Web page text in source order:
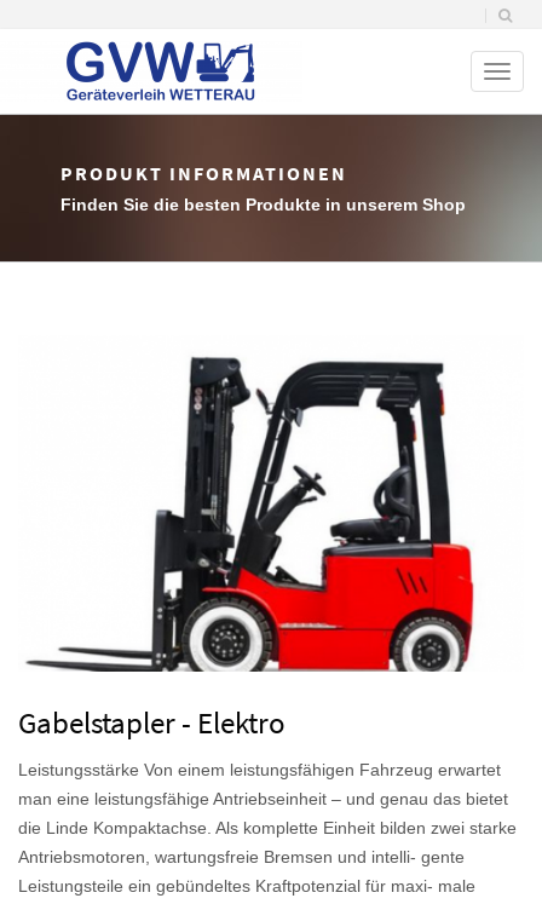
PRODUKT INFORMATIONEN
Finden Sie die besten Produkte in unserem Shop
Gabelstapler - Elektro
Leistungsstärke Von einem leistungsfähigen Fahrzeug erwartet
man eine leistungsfähige Antriebseinheit – und genau das bietet
die Linde Kompaktachse. Als komplette Einheit bilden zwei starke
Antriebsmotoren, wartungsfreie Bremsen und intelli- gente
Leistungsteile ein gebündeltes Kraftpotenzial für maxi- male